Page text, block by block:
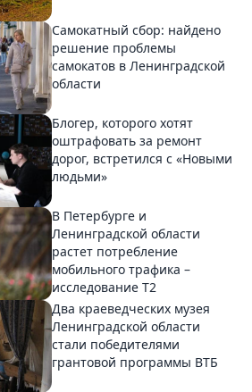
Самокатный сбор: найдено
решение проблемы
самокатов в Ленинградской
области
Блогер, которого хотят
оштрафовать за ремонт
дорог, встретился с «Новыми
людьми»
В Петербурге и
Ленинградской области
растет потребление
мобильного трафика –
исследование T2
Два краеведческих музея
Ленинградской области
стали победителями
грантовой программы ВТБ